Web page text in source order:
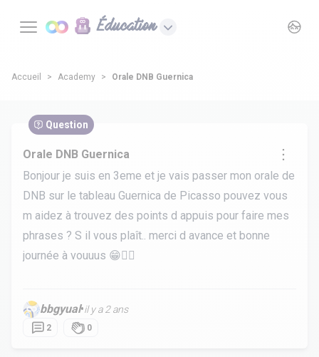
Éducation
Accueil Academy Orale DNB Guernica
Question
Orale DNB Guernica
Bonjour je suis en 3eme et je vais passer mon orale de
DNB sur le tableau Guernica de Picasso pouvez vous
m aidez à trouvez des points d appuis pour faire mes
phrases ? S il vous plaît.. merci d avance et bonne
journée à vouuus 😁✌🏻
bbgyual•il y a 2 ans
2 0